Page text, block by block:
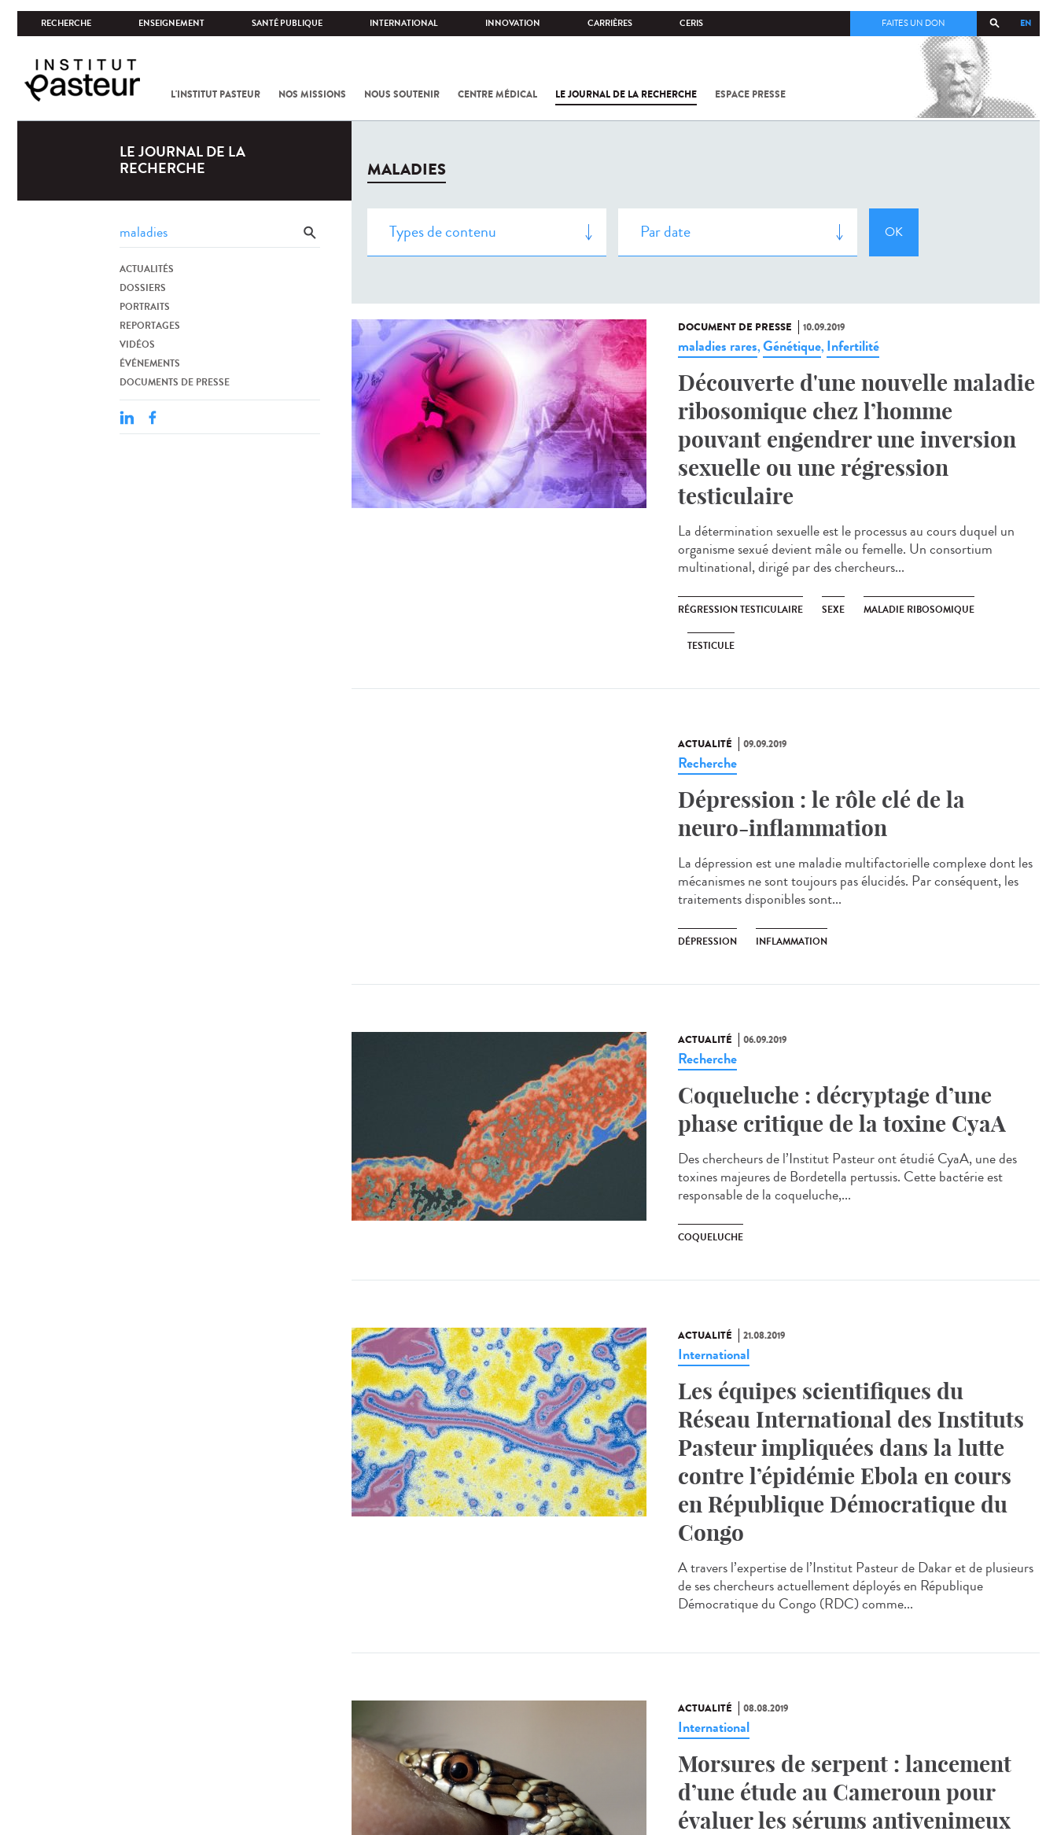
RECHERCHE ENSEIGNEMENT SANTÉ PUBLIQUE INTERNATIONAL INNOVATION CARRIÈRES CERIS EN
FAITES UN DON
L'INSTITUT PASTEUR NOS MISSIONS NOUS SOUTENIR CENTRE MÉDICAL LE JOURNAL DE LA RECHERCHE ESPACE PRESSE
COV-2 /
LE JOURNAL DE LA
RECHERCHE
ACTUALITÉS
DOSSIERS
PORTRAITS
REPORTAGES
VIDÉOS
ÉVÉNEMENTS
DOCUMENTS DE PRESSE
MALADIES
DOCUMENT DE PRESSE 10.09.2019
maladies rares,Génétique, Infertilité
Découverte d'une nouvelle maladie
ribosomique chez l’homme
pouvant engendrer une inversion
sexuelle ou une régression
testiculaire
La détermination sexuelle est le processus au cours duquel un
organisme sexué devient mâle ou femelle. Un consortium
multinational, dirigé par des chercheurs...
RÉGRESSION TESTICULAIRE SEXE MALADIE RIBOSOMIQUE
TESTICULE
ACTUALITÉ 09.09.2019
Recherche
Dépression : le rôle clé de la
neuro-inflammation
La dépression est une maladie multifactorielle complexe dont les
mécanismes ne sont toujours pas élucidés. Par conséquent, les
traitements disponibles sont...
DÉPRESSION INFLAMMATION
ACTUALITÉ 06.09.2019
Recherche
Coqueluche : décryptage d’une
phase critique de la toxine CyaA
Des chercheurs de l’Institut Pasteur ont étudié CyaA, une des
toxines majeures de Bordetella pertussis. Cette bactérie est
responsable de la coqueluche,...
COQUELUCHE
ACTUALITÉ 21.08.2019
International
Les équipes scientifiques du
Réseau International des Instituts
Pasteur impliquées dans la lutte
contre l’épidémie Ebola en cours
en République Démocratique du
Congo
A travers l’expertise de l’Institut Pasteur de Dakar et de plusieurs
de ses chercheurs actuellement déployés en République
Démocratique du Congo (RDC) comme...
ACTUALITÉ 08.08.2019
International
Morsures de serpent : lancement
d’une étude au Cameroun pour
évaluer les sérums antivenimeux